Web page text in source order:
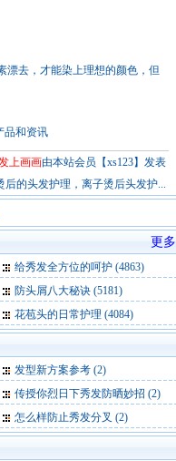
去，才能染上理想的颜色，但
品和资讯
上画画由本站会员【xs123】发表
后的头发护理，离子烫后头发护...
更多
给秀发全方位的呵护 (4863)
防头屑八大秘诀 (5181)
花苞头的日常护理 (4084)
发型新方案参考 (2)
传授你烈日下秀发防晒妙招 (2)
怎么样防止秀发分叉 (2)